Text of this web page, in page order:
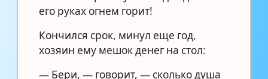
его руках огнем горит!
Кончился срок, минул еще год,
хозяин ему мешок денег на стол:
— Бери, — говорит, — сколько душа